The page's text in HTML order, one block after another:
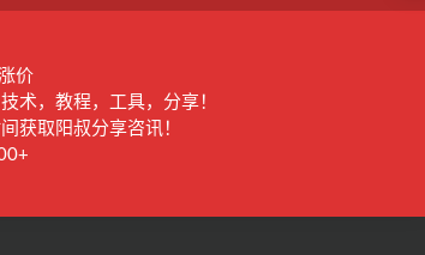
变现特训【20期】系统传授TK玩法 从小白到高手
价
术，教程，工具，分享！
获取阳叔分享咨讯！